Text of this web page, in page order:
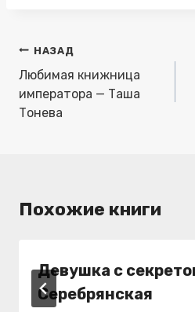
Навигация
по
записям
НАЗАД
Любимая книжница
императора — Таша
Тонева
Похожие книги
Девушка с
Серебрянская